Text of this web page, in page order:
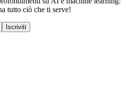
tutto ciò che ti serve!
Iscriviti